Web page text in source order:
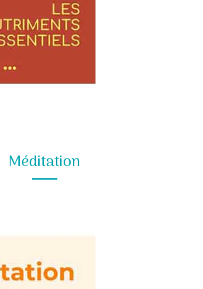
Méditation